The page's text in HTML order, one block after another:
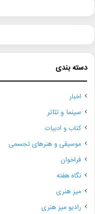
دسته بندی
اخبار
سینما و تئاتر
کتاب و ادبیات
موسیقی و هنرهای تجسمی
فراخوان
نگاه هفته
میز هنری
رادیو میز هنری